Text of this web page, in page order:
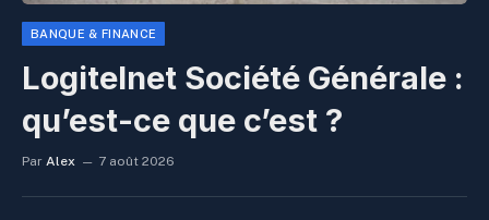
BANQUE & FINANCE
Logitelnet Société Générale :
qu’est-ce que c’est ?
Par Alex 7 août 2026